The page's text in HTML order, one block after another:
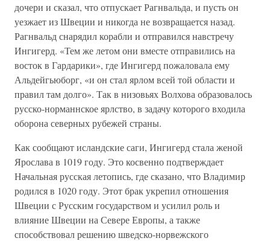
дочери и сказал, что отпускает Рагнвальда, и пусть он
уезжает из Швеции и никогда не возвращается назад.
Рагнвальд снарядил корабли и отправился навстречу
Ингигерд. «Тем же летом они вместе отправились на
восток в Гардарики», где Ингигерд пожаловала ему
Альдейгьюборг, «и он стал ярлом всей той области и
правил там долго». Так в низовьях Волхова образовалось
русско-норманнское ярлство, в задачу которого входила
оборона северных рубежей страны.
Как сообщают исландские саги, Ингигерд стала женой
Ярослава в 1019 году. Это косвенно подтверждает
Начальная русская летопись, где сказано, что Владимир
родился в 1020 году. Этот брак укрепил отношения
Швеции с Русским государством и усилил роль и
влияние Швеции на Севере Европы, а также
способствовал решению шведско-норвежского